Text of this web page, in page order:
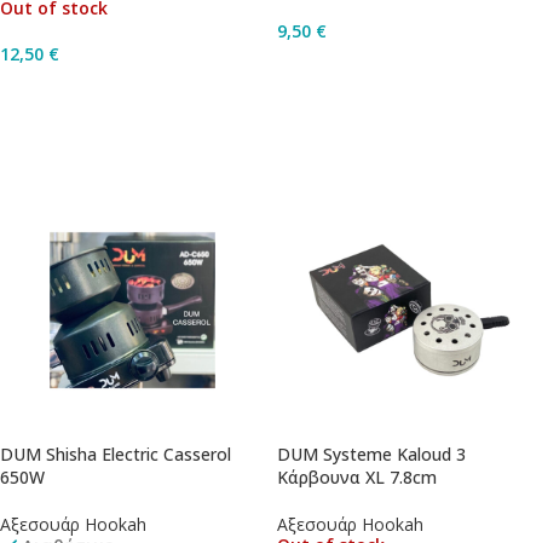
Out of stock
12,50 €
9,50 €
DUM Shisha Electric Casserol
650W
Αξεσουάρ Hookah
DUM Systeme Kaloud 3
Κάρβουνα XL 7.8cm
Αξεσουάρ Hookah